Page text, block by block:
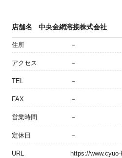
店舗名 中央金網溶接株式会社
住所 －
アクセス －
TEL －
FAX －
営業時間 －
定休日 －
URL https://